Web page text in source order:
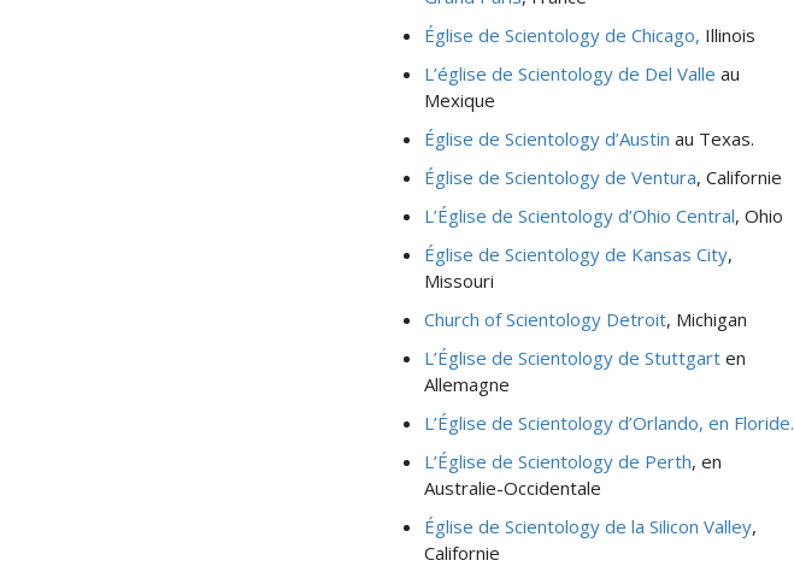
Église de Scientology de Chicago, Illinois
L’église de Scientology de Del Valle au
Mexique
Église de Scientology d’Austin au Texas.
Église de Scientology de Ventura, Californie
L’Église de Scientology d’Ohio Central, Ohio
Église de Scientology de Kansas City,
Missouri
Church of Scientology Detroit, Michigan
L’Église de Scientology de Stuttgart en
Allemagne
L’Église de Scientology d’Orlando, en Floride.
L’Église de Scientology de Perth, en
Australie-Occidentale
Église de Scientology de la Silicon Valley,
Californie